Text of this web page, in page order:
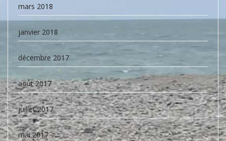
mars 2018
janvier 2018
décembre 2017
août 2017
juillet 2017
mai 2017